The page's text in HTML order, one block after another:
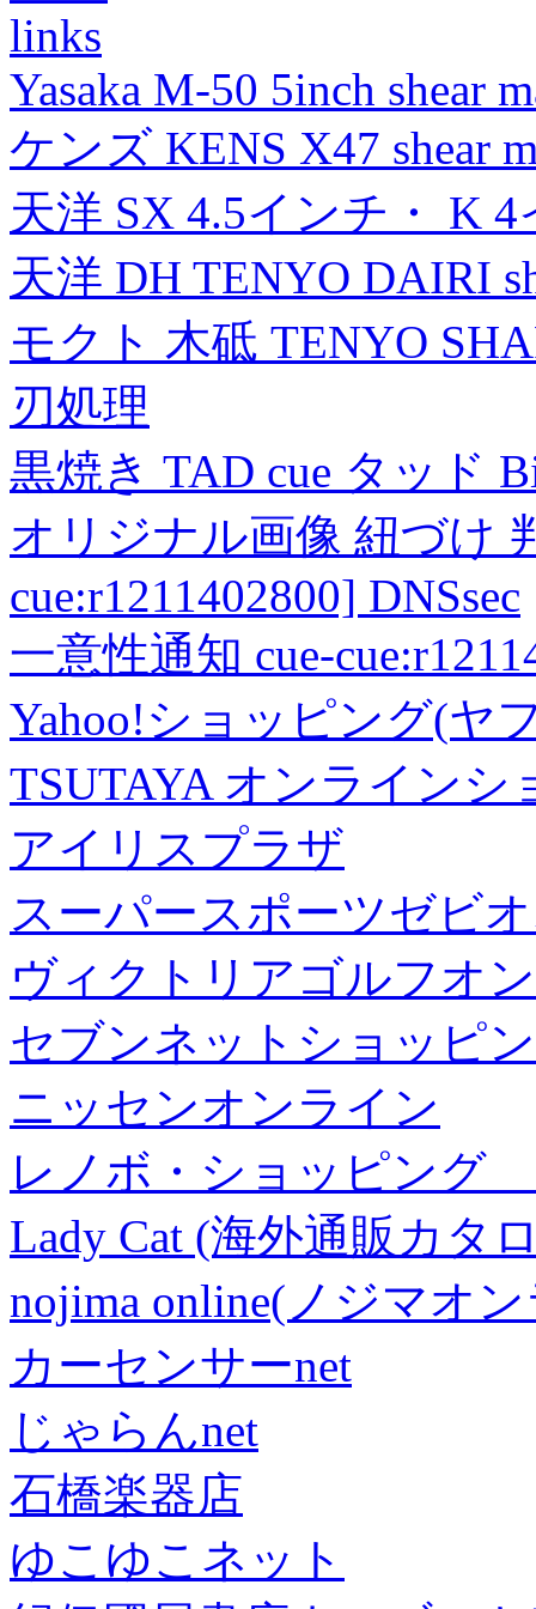
links
Yasaka M-50 5inch shear
ケンズ KENS X47 shear
天洋 SX 4.5インチ・ K
天洋 DH TENYO DAIRI
モクト 木砥 TENYO
刃処理
黒焼き TAD cue タッド
オリジナル画像 紐づけ
cue:r1211402800] DNSsec
一意性通知 cue-
Yahoo!ショッピング(ヤ
TSUTAYA オンラインシ
アイリスプラザ
スーパースポーツゼビ
ヴィクトリアゴルフオ
セブンネットショッピ
ニッセンオンライン
レノボ・ショッピング
Lady Cat (海外通販カタ
nojima online(ノジマオ
カーセンサーnet
じゃらんnet
石橋楽器店
ゆこゆこネット